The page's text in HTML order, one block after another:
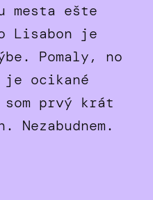
mesta ešte
Lisabon je
Pomaly, no
je ocikané
som prvý krát